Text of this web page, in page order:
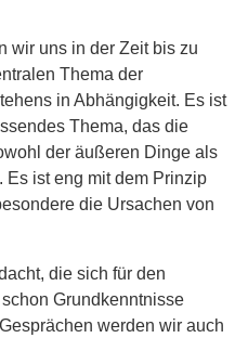
wir uns in der Zeit bis zu
Thema der
in Abhängigkeit. Es ist
Thema, das die
der äußeren Dinge als
Es ist eng mit dem Prinzip
die Ursachen von
die sich für den
Grundkenntnisse
werden wir auch